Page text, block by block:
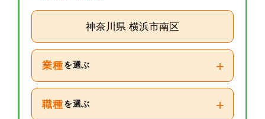
神奈川県 横浜市南区
業種 を選ぶ +
職種 を選ぶ +